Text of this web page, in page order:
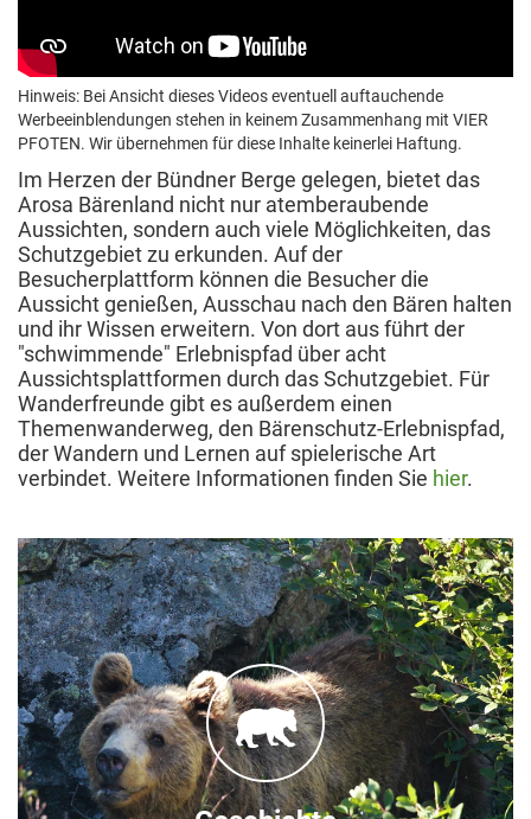
Hinweis: Bei Ansicht dieses Videos eventuell auftauchende
Werbeeinblendungen stehen in keinem Zusammenhang mit VIER
PFOTEN. Wir übernehmen für diese Inhalte keinerlei Haftung.
Im Herzen der Bündner Berge gelegen, bietet das
Arosa Bärenland nicht nur atemberaubende
Aussichten, sondern auch viele Möglichkeiten, das
Schutzgebiet zu erkunden. Auf der
Besucherplattform können die Besucher die
Aussicht genießen, Ausschau nach den Bären halten
und ihr Wissen erweitern. Von dort aus führt der
"schwimmende" Erlebnispfad über acht
Aussichtsplattformen durch das Schutzgebiet. Für
Wanderfreunde gibt es außerdem einen
Themenwanderweg, den Bärenschutz-Erlebnispfad,
der Wandern und Lernen auf spielerische Art
verbindet. Weitere Informationen finden Sie hier.
Die Idee
für das Arosa Bärenland wurde 2010 ins Leben
gerufen. Nach jahrelangen Bauarbeiten ist
2018 der erste gerettete Bär eingezogen.
Erfahren Sie
hier
mehr über die Geschichte des
Kooperationsprojekts zwischen VIER PFOTEN
und Arosa Tourismus!